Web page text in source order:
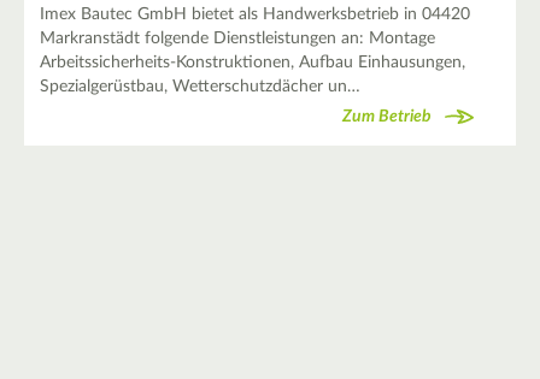
Imex Bautec GmbH bietet als Handwerksbetrieb in 04420
Markranstädt folgende Dienstleistungen an: Montage
Arbeitssicherheits-Konstruktionen, Aufbau Einhausungen,
Spezialgerüstbau, Wetterschutzdächer un…
Zum Betrieb